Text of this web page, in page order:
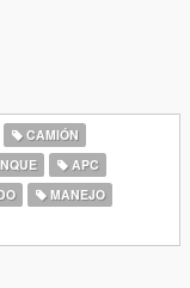
CAMIÓN
APC
MANEJO